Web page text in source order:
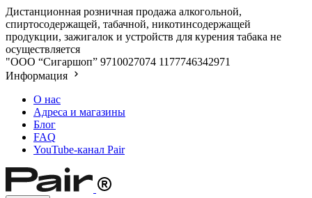
Дистанционная розничная продажа алкогольной,
спиртосодержащей, табачной, никотинсодержащей
продукции, зажигалок и устройств для курения табака не
осуществляется
"ООО “Сигаршоп” 9710027074 1177746342971
Информация
О нас
Адреса и магазины
Блог
FAQ
YouTube-канал Pair